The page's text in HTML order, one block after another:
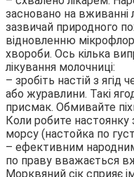
засновано на вживанні
зазвичай природного
відновленню
хвороби. Ось кілька
лікування молочниці:
– зробіть настій з ягід
або журавлини. Такі
присмак. Обмивайте
Коли робите настоянку
морсу (настойка по
– ефективним
по праву вважається
Морквяний сік сприяє